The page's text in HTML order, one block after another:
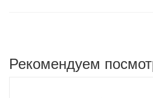
Рекомендуем